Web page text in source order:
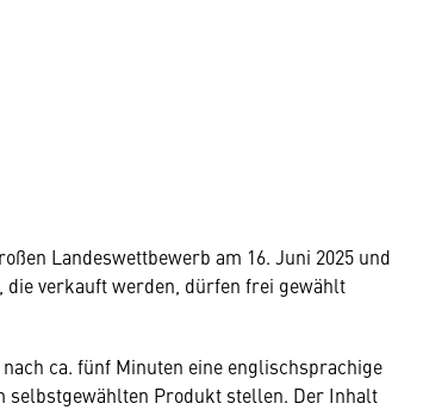
Landeswettbewerb am 16. Juni 2025 und
verkauft werden, dürfen frei gewählt
ca. fünf Minuten eine englischsprachige
selbstgewählten Produkt stellen. Der Inhalt